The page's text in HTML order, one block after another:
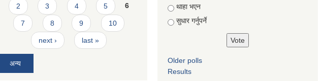
2 3 4 5 6
7 8 9 10
next › last »
अन्य
थाहा भएन
सुधार गर्नुपर्ने
Older polls
Results